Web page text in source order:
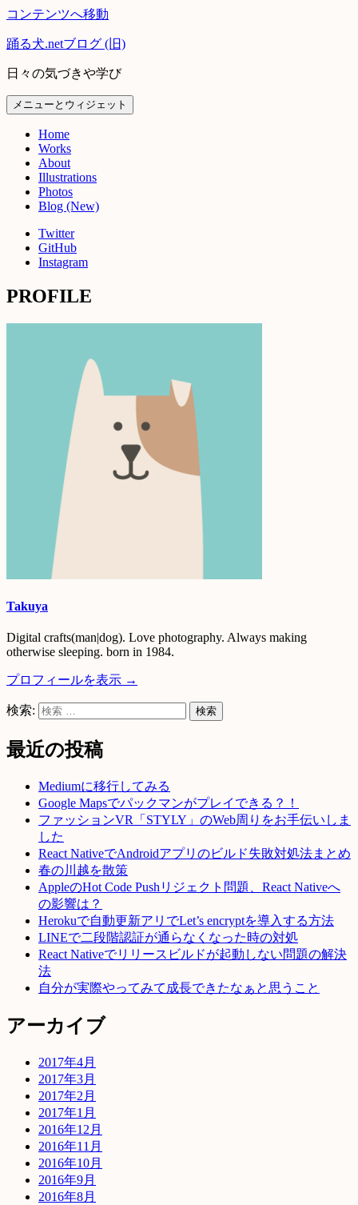
コンテンツへ移動
踊る犬.netブログ (旧)
日々の気づきや学び
メニューとウィジェット
Home
Works
About
Illustrations
Photos
Blog (New)
Twitter
GitHub
Instagram
PROFILE
Takuya
Digital crafts(man|dog). Love photography. Always making
otherwise sleeping. born in 1984.
プロフィールを表示 →
検索:
最近の投稿
Mediumに移行してみる
Google Mapsでパックマンがプレイできる？！
ファッションVR「STYLY」のWeb周りをお手伝いしま
した
React NativeでAndroidアプリのビルド失敗対処法まとめ
春の川越を散策
AppleのHot Code Pushリジェクト問題、React Nativeへ
の影響は？
Herokuで自動更新アリでLet’s encryptを導入する方法
LINEで二段階認証が通らなくなった時の対処
React Nativeでリリースビルドが起動しない問題の解決
法
自分が実際やってみて成長できたなぁと思うこと
アーカイブ
2017年4月
2017年3月
2017年2月
2017年1月
2016年12月
2016年11月
2016年10月
2016年9月
2016年8月